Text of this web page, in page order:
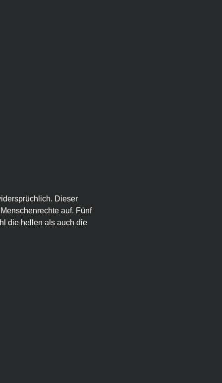
Dieser
auf. Fünf
die hellen als auch die